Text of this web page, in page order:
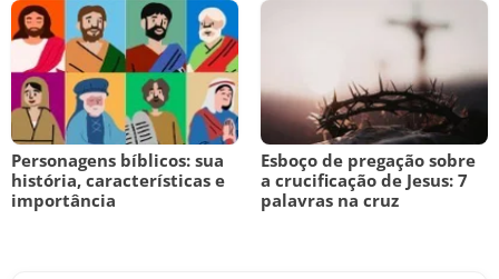
Personagens bíblicos: sua
história, características e
importância
Esboço de pregação sobre
a crucificação de Jesus: 7
palavras na cruz